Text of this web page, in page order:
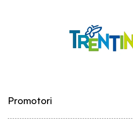
Promotori